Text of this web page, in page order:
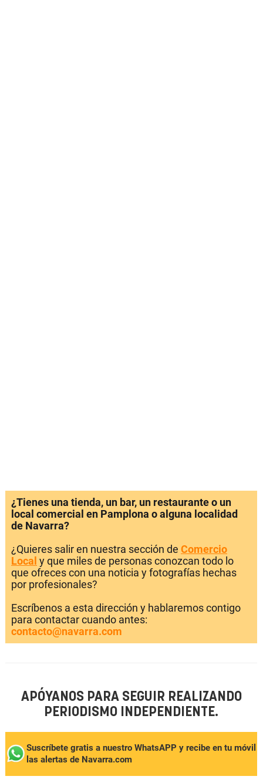
¿Tienes una tienda, un bar, un restaurante o un
local comercial en Pamplona o alguna localidad
de Navarra?
¿Quieres salir en nuestra sección de Comercio
Local y que miles de personas conozcan todo lo
que ofreces con una noticia y fotografías hechas
por profesionales?
Escríbenos a esta dirección y hablaremos contigo
para contactar cuando antes:
contacto@navarra.com
APÓYANOS PARA SEGUIR REALIZANDO
PERIODISMO INDEPENDIENTE.
Suscríbete gratis a nuestro WhatsAPP y recibe en tu móvil
las alertas de Navarra.com